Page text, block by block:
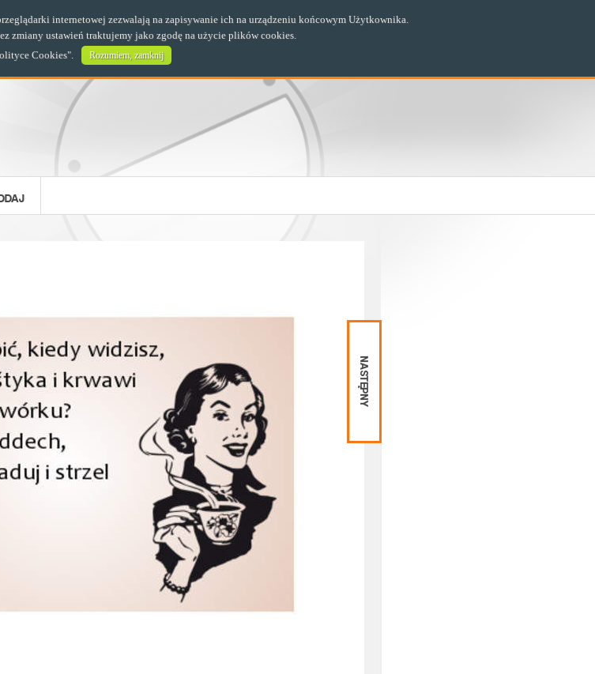
Następny
internetowej zezwalają na zapisywanie ich na urządzeniu końcowym Użytkownika.
zmiany ustawień traktujemy jako zgodę na użycie plików cookies.
Cookies". Rozumiem, zamknij